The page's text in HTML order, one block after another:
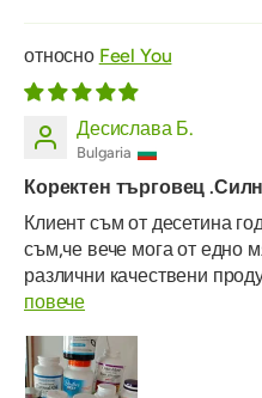
Feel You
Десислава Б.
Bulgaria
Коректен търговец
Клиент съм от десетина
съм,че вече мога от едно
различни качествени
повече